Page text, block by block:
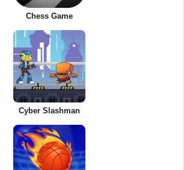
Chess Game
Cyber Slashman